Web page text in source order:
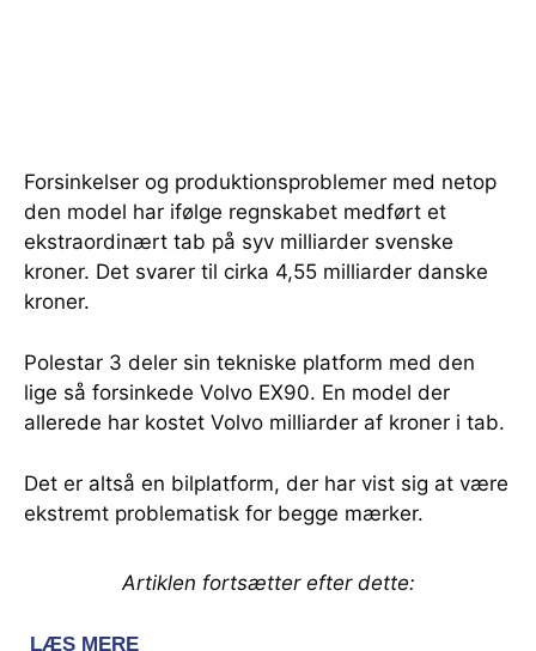
Forsinkelser og produktionsproblemer med netop
den model har ifølge regnskabet medført et
ekstraordinært tab på syv milliarder svenske
kroner. Det svarer til cirka 4,55 milliarder danske
kroner.
Polestar 3 deler sin tekniske platform med den
lige så forsinkede Volvo EX90. En model der
allerede har kostet Volvo milliarder af kroner i tab.
Det er altså en bilplatform, der har vist sig at være
ekstremt problematisk for begge mærker.
Artiklen fortsætter efter dette: